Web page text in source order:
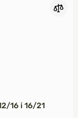
16 і 16/21